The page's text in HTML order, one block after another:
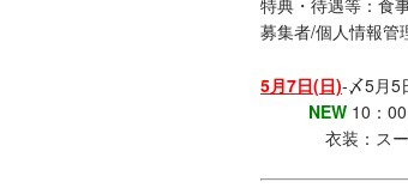
特典・待遇等：食
募集者/個人情報管
5月7日(日)-〆5月5
NEW 10：
衣装：ス